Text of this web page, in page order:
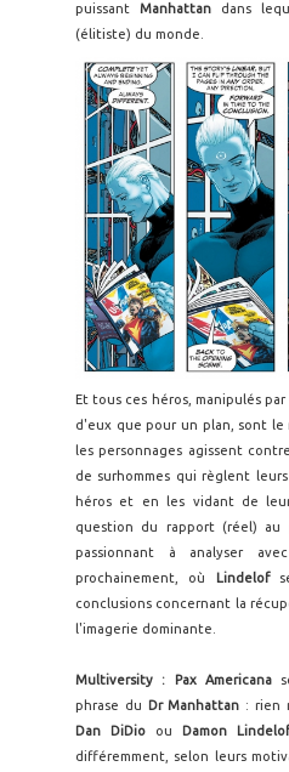
puissantManhattan dans
(élitiste) du monde.
Et tous ces héros, manipulés
d'eux que pour un plan, sont
les personnages agissent
de surhommes qui règlent
héros et en les vidant de
question du rapport (réel) au
passionnant à analyser
prochainement, où Lindelof
conclusions concernant la
l'imagerie dominante.
Multiversity : Pax Americana
phrase du Dr Manhattan : rien
Dan DiDioou Damon Lindelof
différemment, selon leurs